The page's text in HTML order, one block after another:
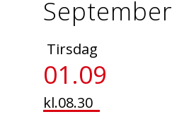
September
Tirsdag
01.09
kl.08.30